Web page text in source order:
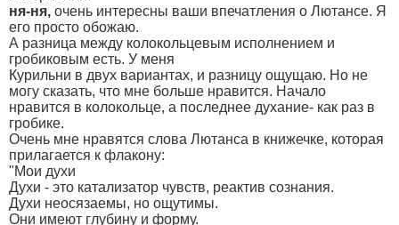
ня-ня, очень интересны ваши впечатления о Лютансе. Я
его просто обожаю.
А разница между колокольцевым исполнением и
гробиковым есть. У меня
Курильни в двух вариантах, и разницу ощущаю. Но не
могу сказать, что мне больше нравится. Начало
нравится в колокольце, а последнее духание- как раз в
гробике.
Очень мне нравятся слова Лютанса в книжечке, которая
прилагается к флакону:
"Мои духи
Духи - это катализатор чувств, реактив сознания.
Духи неосязаемы, но ощутимы.
Они имеют глубину и форму.